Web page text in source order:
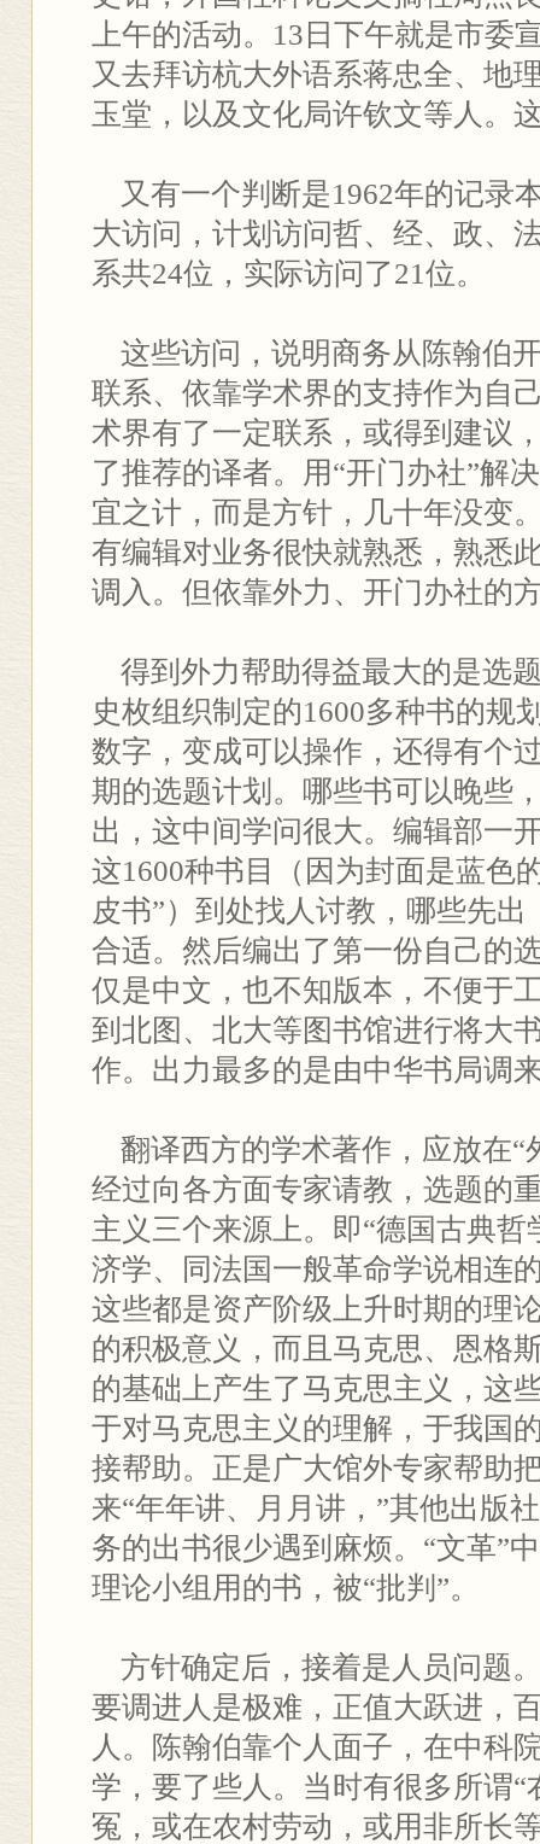
上午的活动。13日下午就是市委
又去拜访杭大外语系蒋忠全、地
玉堂，以及文化局许钦文等人。
又有一个判断是1962年的记录
大访问，计划访问哲、经、政、
系共24位，实际访问了21位。
这些访问，说明商务从陈翰伯
联系、依靠学术界的支持作为自
术界有了一定联系，或得到建议
了推荐的译者。用“开门办社”解
宜之计，而是方针，几十年没变
有编辑对业务很快就熟悉，熟悉
调入。但依靠外力、开门办社的
得到外力帮助得益最大的是选
史枚组织制定的1600多种书的规
数字，变成可以操作，还得有个
期的选题计划。哪些书可以晚些
出，这中间学问很大。编辑部一
这1600种书目（因为封面是蓝色
皮书”）到处找人讨教，哪些先
合适。然后编出了第一份自己的
仅是中文，也不知版本，不便于
到北图、北大等图书馆进行将大
作。出力最多的是由中华书局调
翻译西方的学术著作，应放在“
经过向各方面专家请教，选题的
主义三个来源上。即“德国古典
济学、同法国一般革命学说相连
这些都是资产阶级上升时期的理
的积极意义，而且马克思、恩格
的基础上产生了马克思主义，这
于对马克思主义的理解，于我国
接帮助。正是广大馆外专家帮助
来“年年讲、月月讲，”其他出版
务的出书很少遇到麻烦。“文革”
理论小组用的书，被“批判”。
方针确定后，接着是人员问题
要调进人是极难，正值大跃进，
人。陈翰伯靠个人面子，在中科
学，要了些人。当时有很多所谓“
冤，或在农村劳动，或用非所长